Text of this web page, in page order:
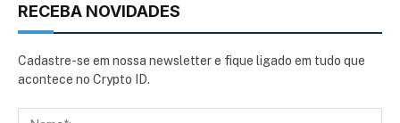
RECEBA NOVIDADES
Cadastre-se em nossa newsletter e fique ligado em tudo que
acontece no Crypto ID.